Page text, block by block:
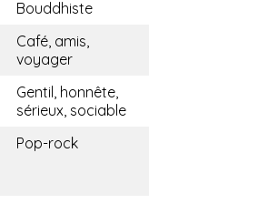
Bouddhiste
Café, amis,
voyager
Gentil, honnête,
sérieux, sociable
Pop-rock